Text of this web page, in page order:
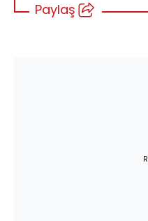
Paylaş